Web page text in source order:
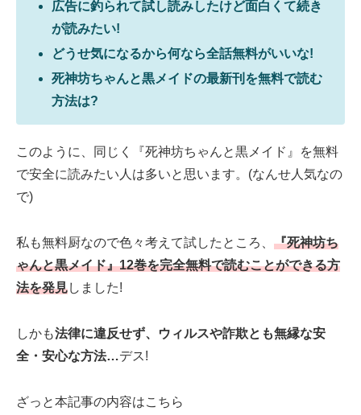
広告に釣られて試し読みしたけど面白くて続き
が読みたい!
どうせ気になるから何なら全話無料がいいな!
死神坊ちゃんと黒メイドの最新刊を無料で読む
方法は?
このように、同じく『死神坊ちゃんと黒メイド』を無料
で安全に読みたい人は多いと思います。(なんせ人気なの
で)
私も無料厨なので色々考えて試したところ、 『死神坊ち
ゃんと黒メイド』12巻を完全無料で読むことができる方
法を発見しました!
しかも法律に違反せず、ウィルスや詐欺とも無縁な安
全・安心な方法…デス!
ざっと本記事の内容はこちら